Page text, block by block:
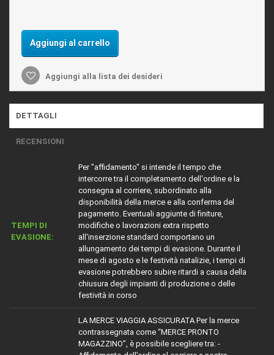
Aggiungi al carrello
Aggiungi alla lista dei desideri
DETTAGLI
RECENSIONI
TEMPI DI
EVASIONE:
Per "affidamento" si intende il tempo che
intercorre tra il completamento dell'ordine e la
consegna al corriere, subordinato alla
disponibilità della merce e alla conferma del
pagamento. Eventuali aggiunte di finiture,
modifiche o lavorazioni extra rispetto
all'inserzione standard comportano un
allungamento dei tempi di evasione. Durante il
mese di agosto e le festività natalizie, i tempi di
evasione potrebbero subire ritardi a causa della
chiusura degli impianti di produzione o delle
festività in corso
LA MERCE VIAGGIA ASSICURATA Per la merce
contrassegnata come “MERCE PRONTO
MAGAZZINO”, è possibile scegliere tra: -